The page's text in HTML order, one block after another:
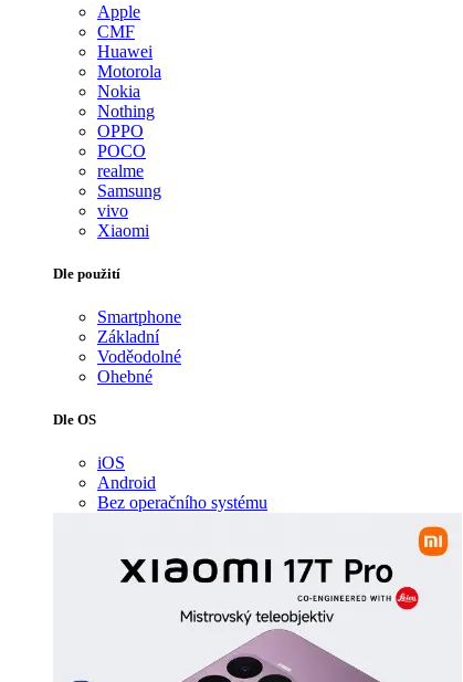
Apple
CMF
Huawei
Motorola
Nokia
Nothing
OPPO
POCO
realme
Samsung
vivo
Xiaomi
Dle použití
Smartphone
Základní
Voděodolné
Ohebné
Dle OS
iOS
Android
Bez operačního systému